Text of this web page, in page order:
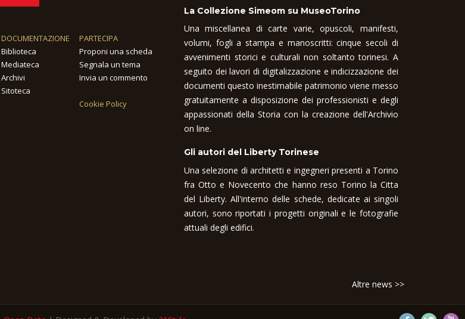
DOCUMENTAZIONE
Biblioteca
Mediateca
Archivi
Sitoteca
PARTECIPA
Proponi una scheda
Segnala un tema
Invia un commento
Cookie Policy
La Collezione Simeom su MuseoTorino
Una miscellanea di carte varie, opuscoli, manifesti,
volumi, fogli a stampa e manoscritti: cinque secoli di
avvenimenti storici e culturali non soltanto torinesi. A
seguito dei lavori di digitalizzazione e indicizzazione dei
documenti questo inestimabile patrimonio viene messo
gratuitamente a disposizione dei professionisti e degli
appassionati della Storia con la creazione dell'Archivio
on line.
Gli autori del Liberty Torinese
Una selezione di architetti e ingegneri presenti a Torino
fra Otto e Novecento che hanno reso Torino la Citta
del Liberty. All'interno delle schede, dedicate ai singoli
autori, sono riportati i progetti originali e le fotografie
attuali degli edifici.
Altre news >>